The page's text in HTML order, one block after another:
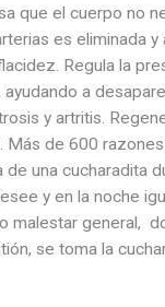
que el cuerpo no
es eliminada
Regula la
a
y artritis.
Más de 600
una cucharadita
y en la noche
malestar general,
se toma la